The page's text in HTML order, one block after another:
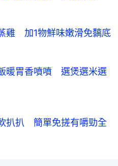
雞 加1物鮮味嫩滑免黐底
暖胃香噴噴 選煲選米選
扒扒　簡單免搓有嚼勁全